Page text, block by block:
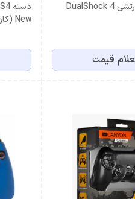
دسته PS4 آبی ارتشی DualShock 4
قیمت
New (کارکرده)